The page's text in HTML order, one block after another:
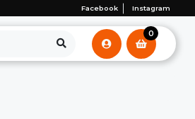
Facebook Instagram
0